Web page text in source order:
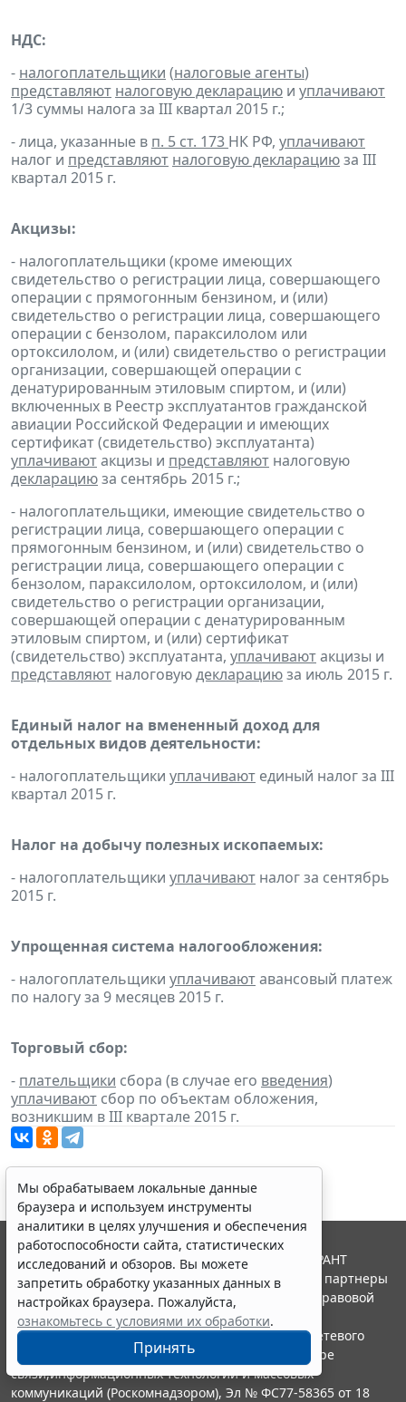
НДС:
- налогоплательщики (налоговые агенты)
представляют налоговую декларацию и уплачивают
1/3 суммы налога за III квартал 2015 г.;
- лица, указанные в п. 5 ст. 173 НК РФ, уплачивают
налог и представляют налоговую декларациюза III
квартал 2015 г.
Акцизы:
- налогоплательщики (кроме имеющих
свидетельство о регистрации лица, совершающего
операции с прямогонным бензином, и (или)
свидетельство о регистрации лица, совершающего
операции с бензолом, параксилолом или
ортоксилолом, и (или) свидетельство о регистрации
организации, совершающей операции с
денатурированным этиловым спиртом, и (или)
включенных в Реестр эксплуатантов гражданской
авиации Российской Федерации и имеющих
сертификат (свидетельство) эксплуатанта)
уплачиваютакцизы и представляют налоговую
декларациюза сентябрь 2015 г.;
- налогоплательщики, имеющие свидетельство о
регистрации лица, совершающего операции с
прямогонным бензином, и (или) свидетельство о
регистрации лица, совершающего операции с
бензолом, параксилолом, ортоксилолом, и (или)
свидетельство о регистрации организации,
совершающей операции с денатурированным
этиловым спиртом, и (или) сертификат
(свидетельство) эксплуатанта, уплачиваютакцизы и
представляют налоговуюдекларациюза июль 2015 г.
Единый налог на вмененный доход для
отдельных видов деятельности:
- налогоплательщики уплачивают единый налог за III
квартал 2015 г.
Налог на добычу полезных ископаемых:
- налогоплательщики уплачивают налог за сентябрь
2015 г.
Упрощенная система налогообложения:
- налогоплательщики уплачиваютавансовый платеж
по налогу за 9 месяцев 2015 г.
Торговый сбор:
- плательщики сбора (в случае его введения)
уплачивают сбор по объектам обложения,
возникшим в III квартале 2015 г.
Мы обрабатываем локальные данные
браузера и используем инструменты
аналитики в целях улучшения и обеспечения
работоспособности сайта, статистических
исследований и обзоров. Вы можете
запретить обработку указанных данных в
настройках браузера. Пожалуйста,
ознакомьтесь с условиями их обработки.
Принять
© ООО "НПП "ГАРАНТ-СЕРВИС", 2026. Система ГАРАНТ
выпускается с 1990 года. Компания "Гарант" и ее партнеры
являются участниками Российской ассоциации правовой
информации ГАРАНТ.
Портал ГАРАНТ.РУ зарегистрирован в качестве сетевого
издания Федеральной службой по надзору в сфере
связи,информационных технологий и массовых
коммуникаций (Роскомнадзором), Эл № ФС77-58365 от 18